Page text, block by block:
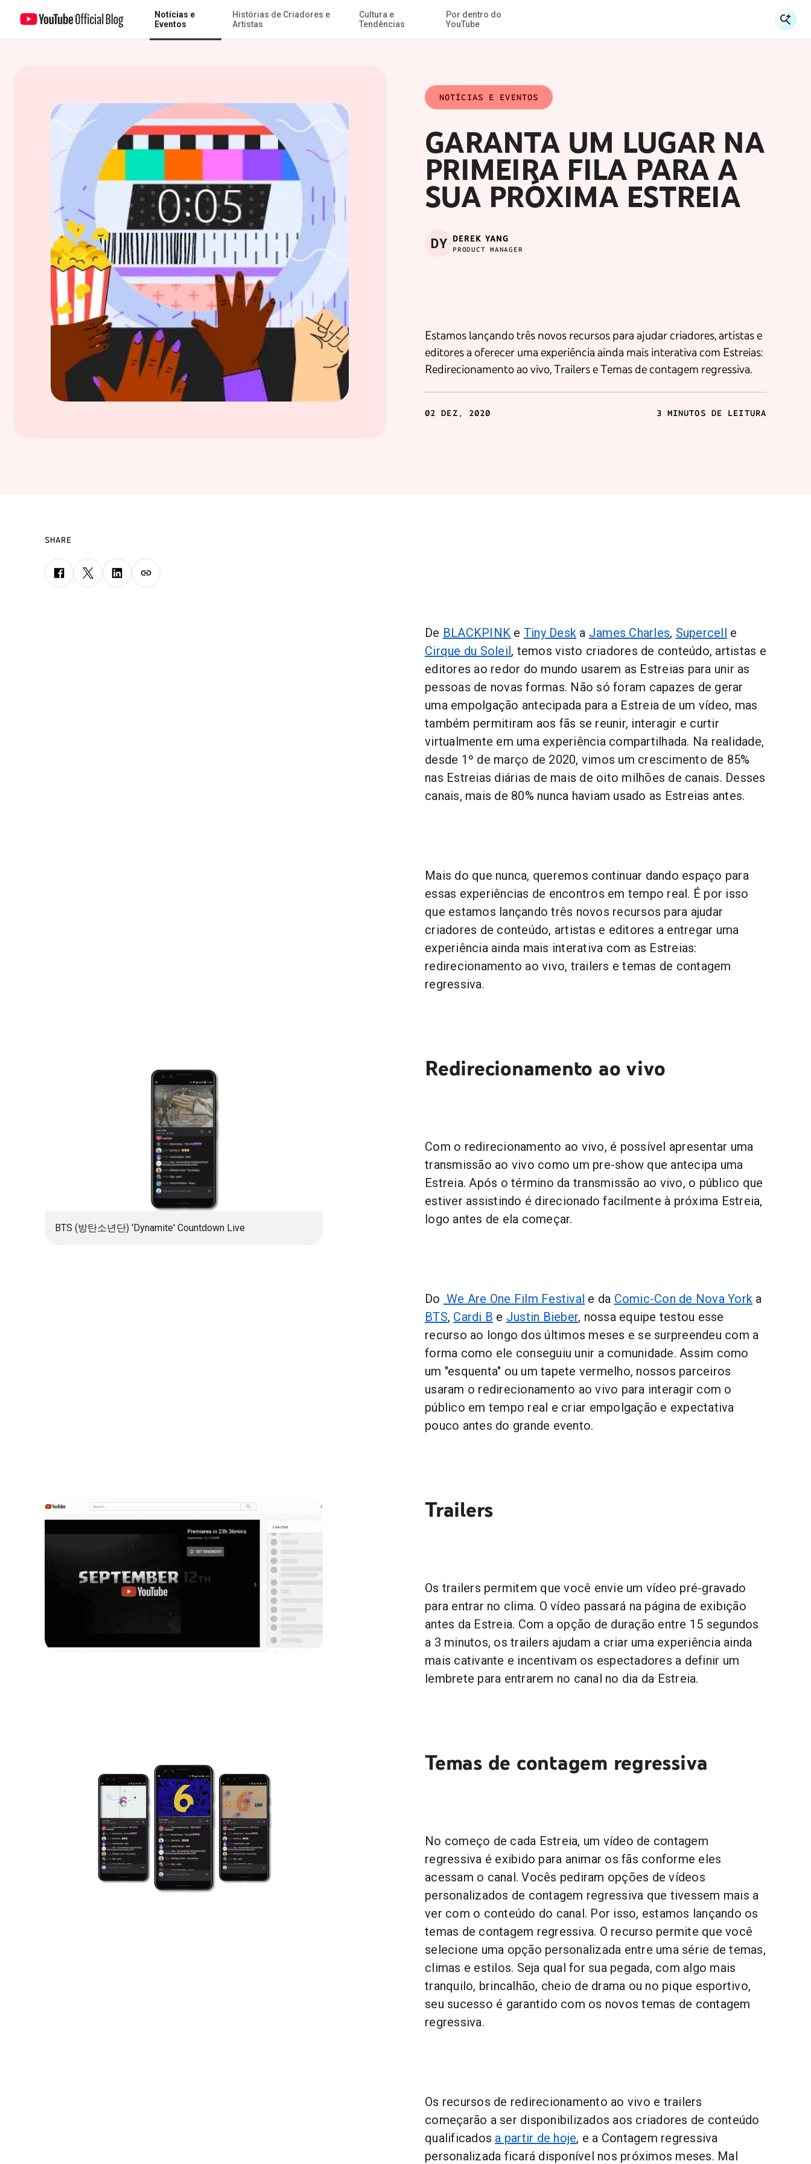
Ir para o Conteúdo Principal
Notícias e
Eventos
Histórias de Criadores e
Artistas
Cultura e
Tendências
Por dentro do
YouTube
Garanta um lugar na primeira fila para a sua próxima Estreia
NOTÍCIAS E EVENTOS
GARANTA UM LUGAR NA
PRIMEIRA FILA PARA A
SUA PRÓXIMA ESTREIA
DY DEREK YANG
PRODUCT MANAGER
Estamos lançando três novos recursos para ajudar criadores, artistas e
editores a oferecer uma experiência ainda mais interativa com Estreias:
Redirecionamento ao vivo, Trailers e Temas de contagem regressiva.
02 DEZ, 2020 3 MINUTOS DE LEITURA
SHARE
De BLACKPINK e Tiny Desk a James Charles, Supercell e
Cirque du Soleil, temos visto criadores de conteúdo, artistas e
editores ao redor do mundo usarem as Estreias para unir as
pessoas de novas formas. Não só foram capazes de gerar
uma empolgação antecipada para a Estreia de um vídeo, mas
também permitiram aos fãs se reunir, interagir e curtir
virtualmente em uma experiência compartilhada. Na realidade,
desde 1º de março de 2020, vimos um crescimento de 85%
nas Estreias diárias de mais de oito milhões de canais. Desses
canais, mais de 80% nunca haviam usado as Estreias antes.
Mais do que nunca, queremos continuar dando espaço para
essas experiências de encontros em tempo real. É por isso
que estamos lançando três novos recursos para ajudar
criadores de conteúdo, artistas e editores a entregar uma
experiência ainda mais interativa com as Estreias:
redirecionamento ao vivo, trailers e temas de contagem
regressiva.
BTS (방탄소년단) 'Dynamite' Countdown Live
Redirecionamento ao vivo
Com o redirecionamento ao vivo, é possível apresentar uma
transmissão ao vivo como um pre-show que antecipa uma
Estreia. Após o término da transmissão ao vivo, o público que
estiver assistindo é direcionado facilmente à próxima Estreia,
logo antes de ela começar.
Do We Are One Film Festival e da Comic-Con de Nova York a
BTS, Cardi B e Justin Bieber, nossa equipe testou esse
recurso ao longo dos últimos meses e se surpreendeu com a
forma como ele conseguiu unir a comunidade. Assim como
um "esquenta" ou um tapete vermelho, nossos parceiros
usaram o redirecionamento ao vivo para interagir com o
público em tempo real e criar empolgação e expectativa
pouco antes do grande evento.
Trailers
Os trailers permitem que você envie um vídeo pré-gravado
para entrar no clima. O vídeo passará na página de exibição
antes da Estreia. Com a opção de duração entre 15 segundos
a 3 minutos, os trailers ajudam a criar uma experiência ainda
mais cativante e incentivam os espectadores a definir um
lembrete para entrarem no canal no dia da Estreia.
Temas de contagem regressiva
No começo de cada Estreia, um vídeo de contagem
regressiva é exibido para animar os fãs conforme eles
acessam o canal. Vocês pediram opções de vídeos
personalizados de contagem regressiva que tivessem mais a
ver com o conteúdo do canal. Por isso, estamos lançando os
temas de contagem regressiva. O recurso permite que você
selecione uma opção personalizada entre uma série de temas,
climas e estilos. Seja qual for sua pegada, com algo mais
tranquilo, brincalhão, cheio de drama ou no pique esportivo,
seu sucesso é garantido com os novos temas de contagem
regressiva.
Os recursos de redirecionamento ao vivo e trailers
começarão a ser disponibilizados aos criadores de conteúdo
qualificados a partir de hoje, e a Contagem regressiva
personalizada ficará disponível nos próximos meses. Mal